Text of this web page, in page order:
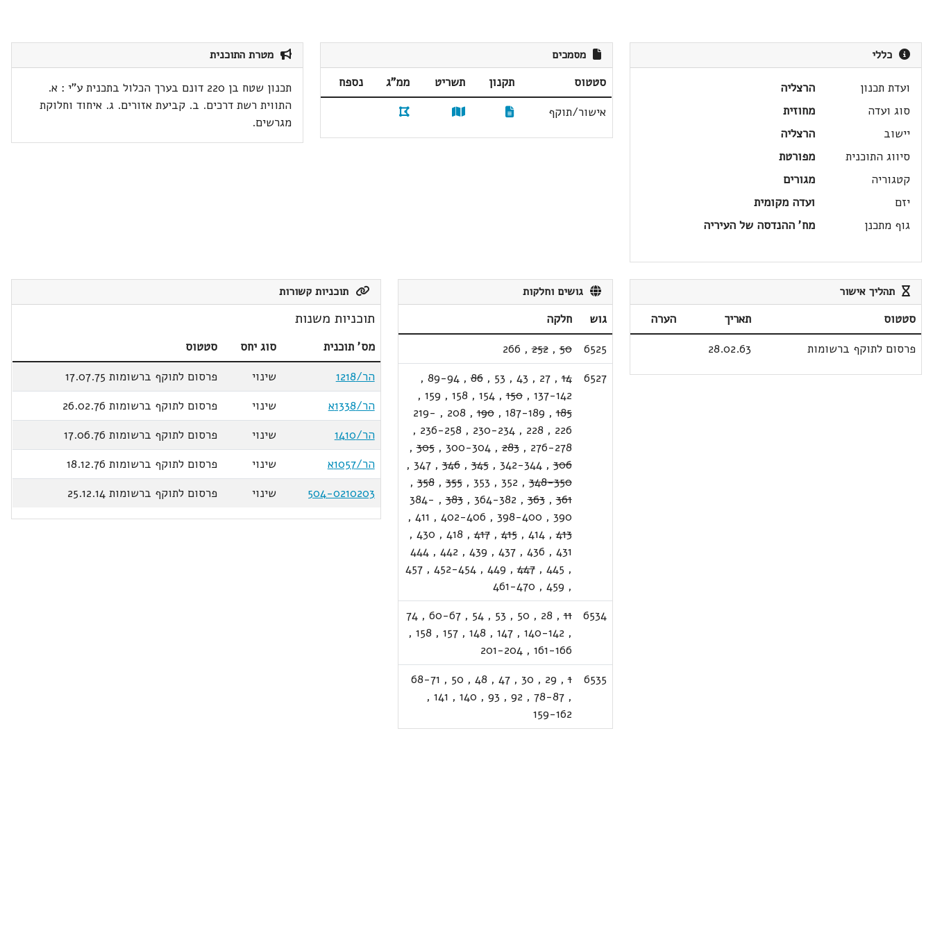
כללי
ועדת תכנון
הרצליה
סוג ועדה
מחוזית
יישוב
הרצליה
סיווג התוכנית
מפורטת
קטגוריה
מגורים
יזם
ועדה מקומית
גוף מתכנן
מח' ההנדסה של העיריה
מסמכים
סטטוס תקנון תשריט ממ"ג
נספח
אישור/תוקף
מטרת התוכנית
תכנון שטח בן 220 דונם בערך הכלול בתכנית ע"י : א.
התווית רשת דרכים. ב. קביעת אזורים. ג. איחוד וחלוקת
מגרשים.
תהליך אישור
סטטוס תאריך
הערה
פרסום לתוקף ברשומות
28.02.63
גושים וחלקות
גוש
חלקה
6525
50
,
252
,
266
6527
14
,
27
,
43
,
53
,
86
,
89-94
,
137-142
,
150
,
154
,
158
,
159
,
185
,
187-189
,
190
,
208
,
219-
226
,
228
,
230-234
,
236-258
,
276-278
,
283
,
300-304
,
305
,
306
,
342-344
,
345
,
346
,
347
,
348-350
,
352
,
353
,
355
,
358
,
361
,
363
,
364-382
,
383
,
384-
390
,
398-400
,
402-406
,
411
,
413
,
414
,
415
,
417
,
418
,
430
,
431
,
436
,
437
,
439
,
442
,
444
,
445
,
447
,
449
,
452-454
,
457
,
459
,
461-470
6534
11
,
28
,
50
,
53
,
54
,
60-67
,
74
,
140-142
,
147
,
148
,
157
,
158
,
161-166
,
201-204
6535
1
,
29
,
30
,
47
,
48
,
50
,
68-71
,
78-87
,
92
,
93
,
140
,
141
,
159-162
תוכניות קשורות
תוכניות משנות
מס' תוכנית סוג יחס
סטטוס
הר/1218
שינוי
פרסום לתוקף ברשומות 17.07.75
הר/1338א
שינוי
פרסום לתוקף ברשומות 26.02.76
הר/1410
שינוי
פרסום לתוקף ברשומות 17.06.76
הר/1057א
שינוי
פרסום לתוקף ברשומות 18.12.76
504-0210203
שינוי פרסום לתוקף ברשומות 25.12.14